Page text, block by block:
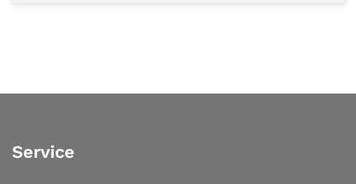
Service